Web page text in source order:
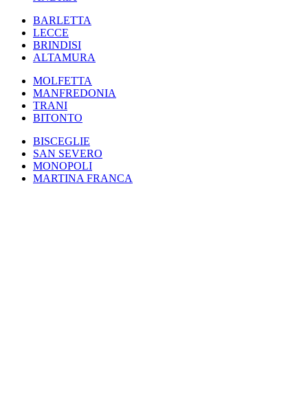
BARLETTA
LECCE
BRINDISI
ALTAMURA
MOLFETTA
MANFREDONIA
TRANI
BITONTO
BISCEGLIE
SAN SEVERO
MONOPOLI
MARTINA FRANCA